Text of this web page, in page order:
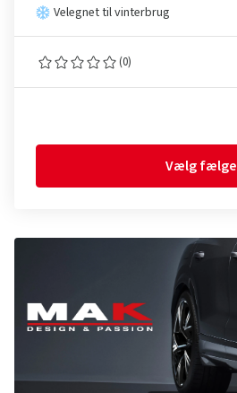
Velegnet til vinterbrug
(0)
Vælg fælge